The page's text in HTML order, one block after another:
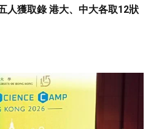
人獲取錄 港大、中大各取12狀